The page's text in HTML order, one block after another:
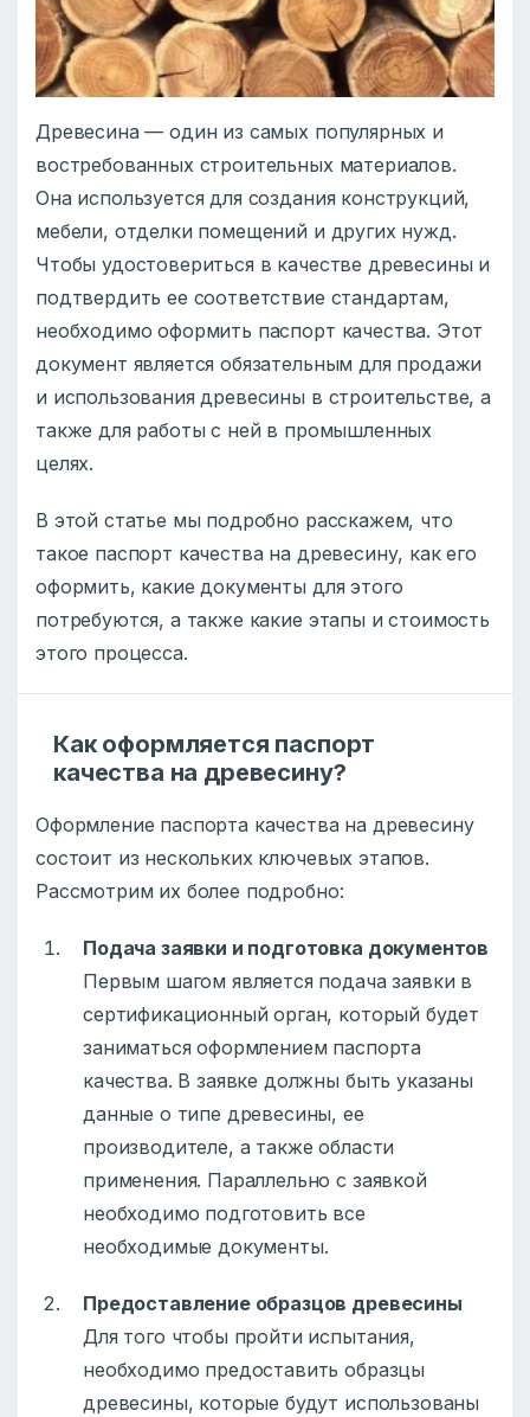
Древесина — один из самых популярных и
востребованных строительных материалов.
Она используется для создания конструкций,
мебели, отделки помещений и других нужд.
Чтобы удостовериться в качестве древесины и
подтвердить ее соответствие стандартам,
необходимо оформить паспорт качества. Этот
документ является обязательным для продажи
и использования древесины в строительстве, а
также для работы с ней в промышленных
целях.
В этой статье мы подробно расскажем, что
такое паспорт качества на древесину, как его
оформить, какие документы для этого
потребуются, а также какие этапы и стоимость
этого процесса.
Как оформляется паспорт
качества на древесину?
Оформление паспорта качества на древесину
состоит из нескольких ключевых этапов.
Рассмотрим их более подробно:
Подача заявки и подготовка документов
Первым шагом является подача заявки в
сертификационный орган, который будет
заниматься оформлением паспорта
качества. В заявке должны быть указаны
данные о типе древесины, ее
производителе, а также области
применения. Параллельно с заявкой
необходимо подготовить все
необходимые документы.
Предоставление образцов древесины
Для того чтобы пройти испытания,
необходимо предоставить образцы
древесины, которые будут использованы